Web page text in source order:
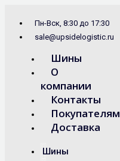
содержимому
Пн-Вск, 8:30 до 17:30
sale@upsidelogistic.ru
Шины
О
компании
Контакты
Покупателям
Доставка
Шины